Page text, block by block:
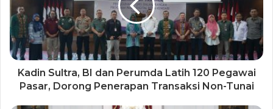
Kadin Sultra, BI dan Perumda Latih 120 Pegawai
Pasar, Dorong Penerapan Transaksi Non-Tunai